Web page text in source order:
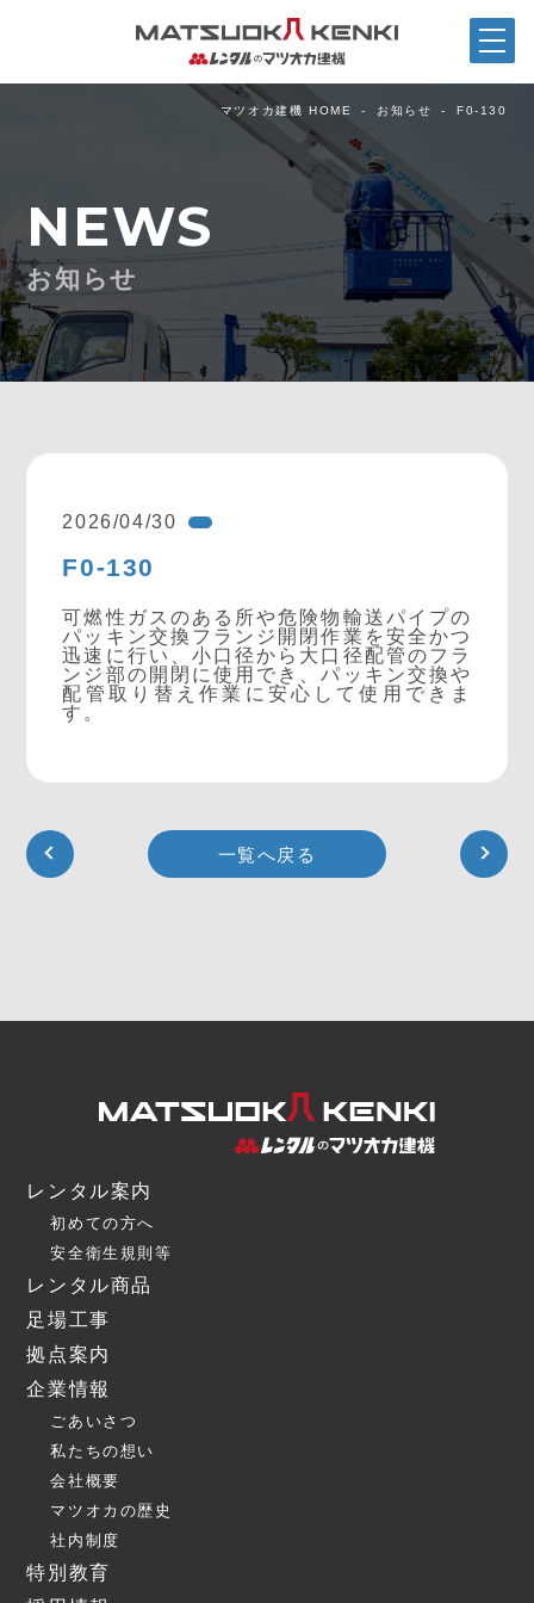
マツオカ建機 HOME お知らせ F0-130
NEWS
お知らせ
2026/04/30
F0-130
可燃性ガスのある所や危険物輸送パイプの
パッキン交換フランジ開閉作業を安全かつ
迅速に行い、小口径から大口径配管のフラ
ンジ部の開閉に使用でき、パッキン交換や
配管取り替え作業に安心して使用できま
す。
一覧へ戻る
レンタル案内
初めての方へ
安全衛生規則等
レンタル商品
足場工事
拠点案内
企業情報
ごあいさつ
私たちの想い
会社概要
マツオカの歴史
社内制度
特別教育